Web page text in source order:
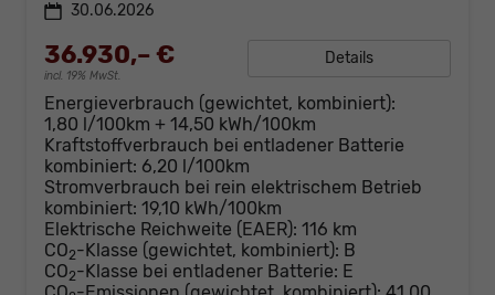
30.06.2026
36.930,– €
incl. 19% MwSt.
Details
Energieverbrauch (gewichtet, kombiniert):
1,80 l/100km + 14,50 kWh/100km
Kraftstoffverbrauch bei entladener Batterie
kombiniert: 6,20 l/100km
Stromverbrauch bei rein elektrischem Betrieb
kombiniert: 19,10 kWh/100km
Elektrische Reichweite (EAER): 116 km
CO2-Klasse (gewichtet, kombiniert): B
CO2-Klasse bei entladener Batterie: E